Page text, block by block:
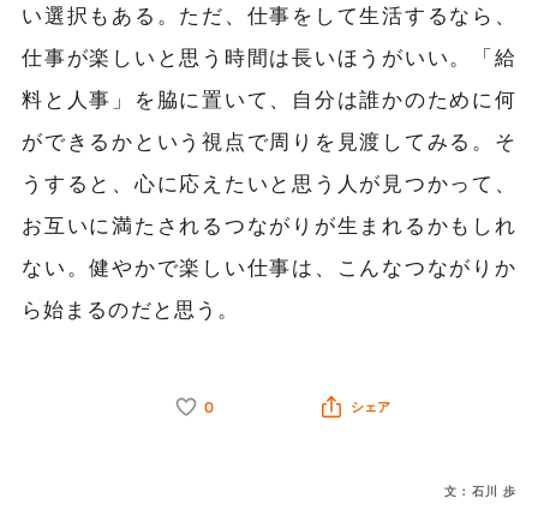
い選択もある。ただ、仕事をして生活するなら、
仕事が楽しいと思う時間は長いほうがいい。「給
料と人事」を脇に置いて、自分は誰かのために何
ができるかという視点で周りを見渡してみる。 そ
うすると、心に応えたいと思う人が見つかって、
お互いに満たされるつながりが生まれるかもしれ
ない。健やかで楽しい仕事は、こんなつながりか
ら始まるのだと思う。
0 シェア
文：石川 歩